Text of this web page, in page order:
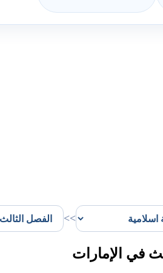
>>
في الإمارات